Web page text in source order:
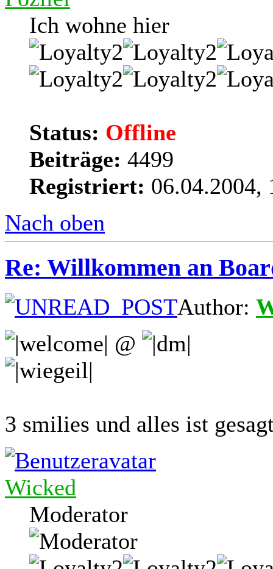
Ich wohne hier
Status: Offline
Beiträge: 4499
Registriert: 06.04.2004,
Nach oben
Re: Willkommen an
Author:
@
3 smilies und alles ist
Wicked
Moderator